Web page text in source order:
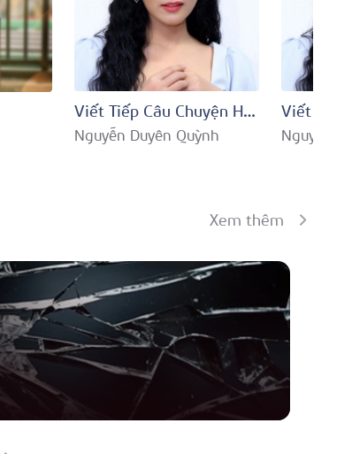
Viết Tiếp Câu Chuyện Hòa Bình (Remix)
Nguyễn Duyên Quỳnh Nguyễn
Xem thêm